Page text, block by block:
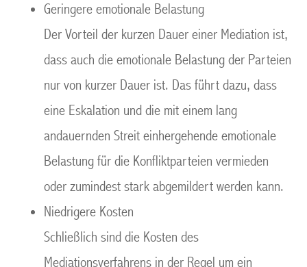
Geringere emotionale Belastung
Der Vorteil der kurzen Dauer einer Mediation ist,
dass auch die emotionale Belastung der Parteien
nur von kurzer Dauer ist. Das führt dazu, dass
eine Eskalation und die mit einem lang
andauernden Streit einhergehende emotionale
Belastung für die Konfliktparteien vermieden
oder zumindest stark abgemildert werden kann.
Niedrigere Kosten
Schließlich sind die Kosten des
Mediationsverfahrens in der Regel um ein